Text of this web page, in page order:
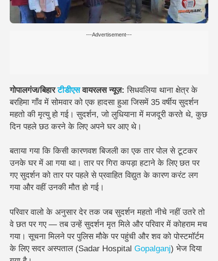
---Advertisement---
गोपालगंज/बिहारटीडीएसवायरलस न्यूज़: सिधवलिया थाना क्षेत्र के
बरहिमा गाँव में सोमवार को एक हादसा हुआ जिसमें 35 वर्षीय सुदर्शन
महतो की मृत्यु हो गई। सुदर्शन, जो लुधियाना में मजदूरी करते थे, कुछ
दिन पहले छठ करने के लिए अपने घर आए थे।
बताया गया कि किसी कारणवश बिजली का एक तार पोल से टूटकर
उनके घर में आ गया था। तार पर गिरा कपड़ा हटाने के लिए छत पर
गए सुदर्शन को तार पर पहले से प्रवाहित विद्युत के कारण करंट लग
गया और वहीं उनकी मौत हो गई।
परिवार वालो के अनुसार देर तक जब सुदर्शन महतो नीचे नहीं उतरे तो
वे छत पर गए — तब उन्हें सुदर्शन मृत मिले और परिवार में कोहराम मच
गया। सूचना मिलने पर पुलिस मौके पर पहुंची और शव को पोस्टमॉर्टम
के लिए सदर अस्पताल (Sadar Hospital Gopalganj) भेज दिया